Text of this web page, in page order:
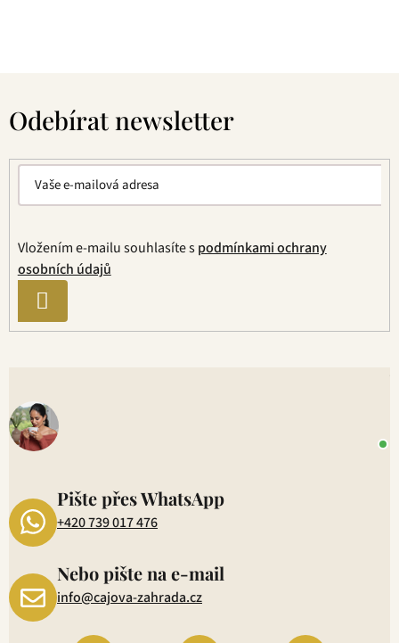
Odebírat newsletter
Vložením e-mailu souhlasíte spodmínkami ochrany
osobních údajů
SE
Pište přes WhatsApp
+420 739 017 476
Nebo pište na e-mail
info@cajova-zahrada.cz